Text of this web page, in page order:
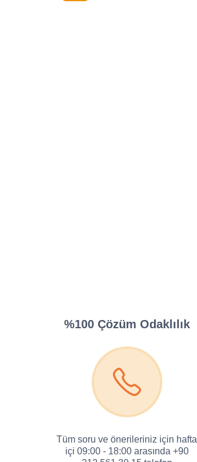
%100 Çözüm Odaklılık
Tüm soru ve önerileriniz için hafta
içi 09:00 - 18:00 arasında +90